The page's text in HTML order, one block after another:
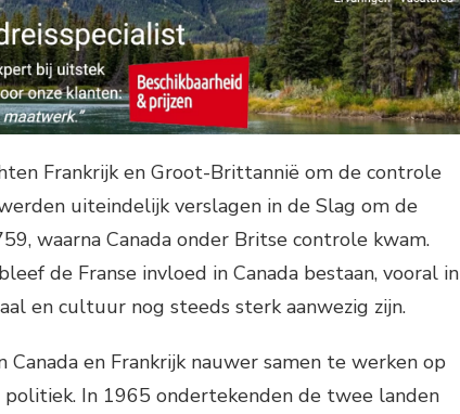
Frankrijk en Groot-Brittannië om de controle
uiteindelijk verslagen in de Slag om de
waarna Canada onder Britse controle kwam.
de Franse invloed in Canada bestaan, vooral in
en cultuur nog steeds sterk aanwezig zijn.
Canada en Frankrijk nauwer samen te werken op
In 1965 ondertekenden de twee landen